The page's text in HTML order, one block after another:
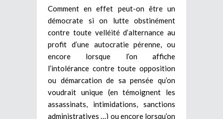
Comment en effet peut-on être un
démocrate si on lutte obstinément
contre toute velléité d’alternance au
profit d’une autocratie pérenne, ou
encore lorsque l’on affiche
l’intolérance contre toute opposition
ou démarcation de sa pensée qu’on
voudrait unique (en témoignent les
assassinats, intimidations, sanctions
administratives …) ou encore lorsqu’on